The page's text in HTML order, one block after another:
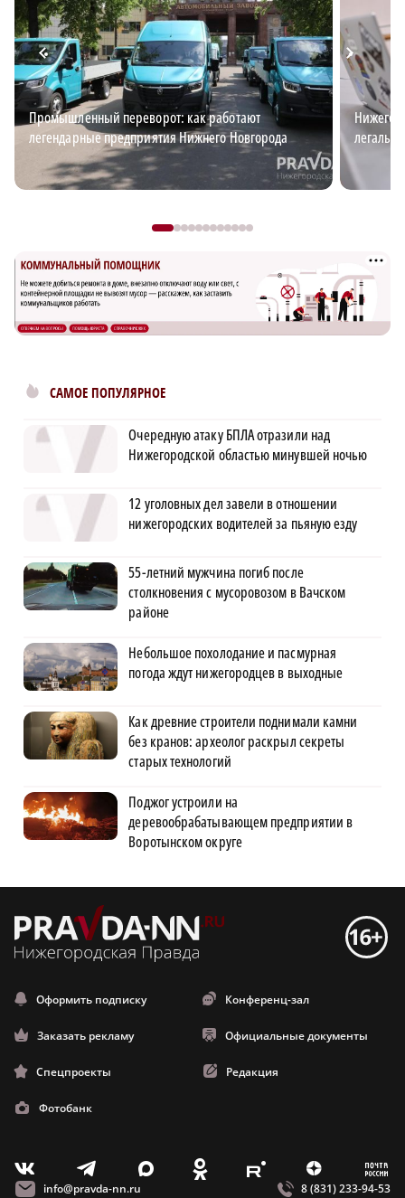
Промышленный переворот: как работают
легендарные предприятия Нижнего Новгорода
САМОЕ ПОПУЛЯРНОЕ
Очередную атаку БПЛА отразили над
Нижегородской областью минувшей ночью
12 уголовных дел завели в отношении
нижегородских водителей за пьяную езду
55-летний мужчина погиб после
столкновения с мусоровозом в Вачском
районе
Небольшое похолодание и пасмурная
погода ждут нижегородцев в выходные
Как древние строители поднимали камни
без кранов: археолог раскрыл секреты
старых технологий
Поджог устроили на
деревообрабатывающем предприятии в
Воротынском округе
Оформить подписку Конференц-зал
Заказать рекламу Официальные документы
Спецпроекты Редакция
Фотобанк
V T X O E Z m
info@pravda-nn.ru 8 (831) 233-94-53